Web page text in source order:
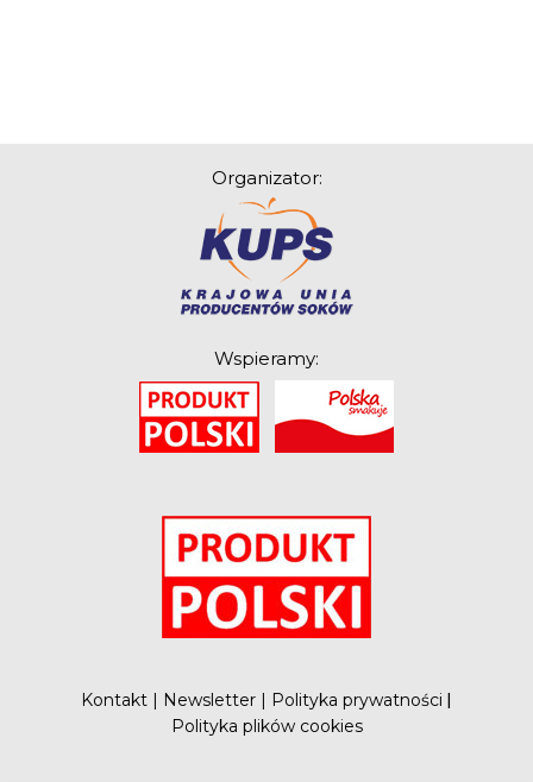
Organizator:
Wspieramy:
Kontakt | Newsletter | Polityka prywatności |
Polityka plików cookies